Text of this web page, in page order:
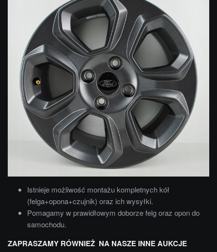
Istnieje możliwość montażu kompletnych kół
(felga+opona+czujnik) oraz ich wysyłki.
Pomagamy w prawidłowym doborze felg oraz opon do
samochodu.
ZAPRASZAMY RÓWNIEŻ NA NASZE INNE AUKCJE